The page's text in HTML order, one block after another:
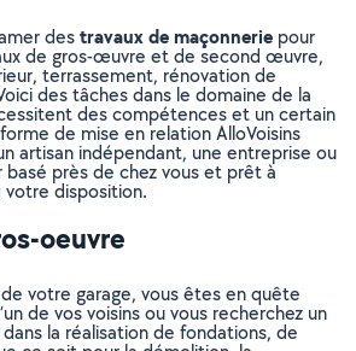
destravaux de maçonnerie pour
de gros-œuvre et de second œuvre,
terrassement, rénovation de
des tâches dans le domaine de la
des compétences et un certain
de mise en relation AlloVoisins
artisan indépendant, une entreprise ou
près de chez vous et prêt à
disposition.
oeuvre
votre garage, vous êtes en quête
de vos voisins ou vous recherchez un
la réalisation de fondations, de